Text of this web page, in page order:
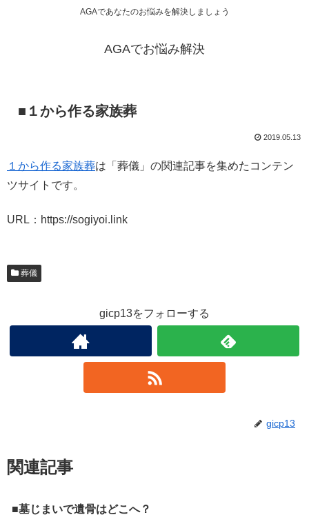
AGAであなたのお悩みを解決しましょう
AGAでお悩み解決
■１から作る家族葬
2019.05.13
１から作る家族葬は「葬儀」の関連記事を集めたコンテン
ツサイトです。
URL：https://sogiyoi.link
葬儀
gicp13をフォローする
gicp13
関連記事
■墓じまいで遺骨はどこへ？